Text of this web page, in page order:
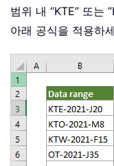
범위 내 “KTE” 또는
아래 공식을 적용하세